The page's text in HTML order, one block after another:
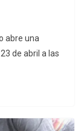
abre una
de abril a las